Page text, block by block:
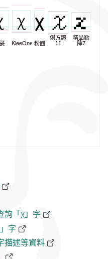
KleeOne 粉圓
俐方體
11
精品點
陣7
詢「χ」字
字
描述等資料